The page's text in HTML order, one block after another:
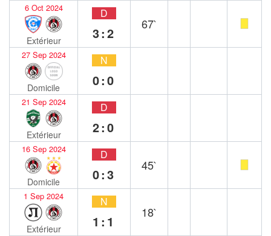
6 Oct 2024
Extérieur
D
3:2
67`
27 Sep 2024
Domicile
N
0:0
21 Sep 2024
Extérieur
D
2:0
16 Sep 2024
Domicile
D
0:3
45`
1 Sep 2024
Extérieur
N
1:1
18`